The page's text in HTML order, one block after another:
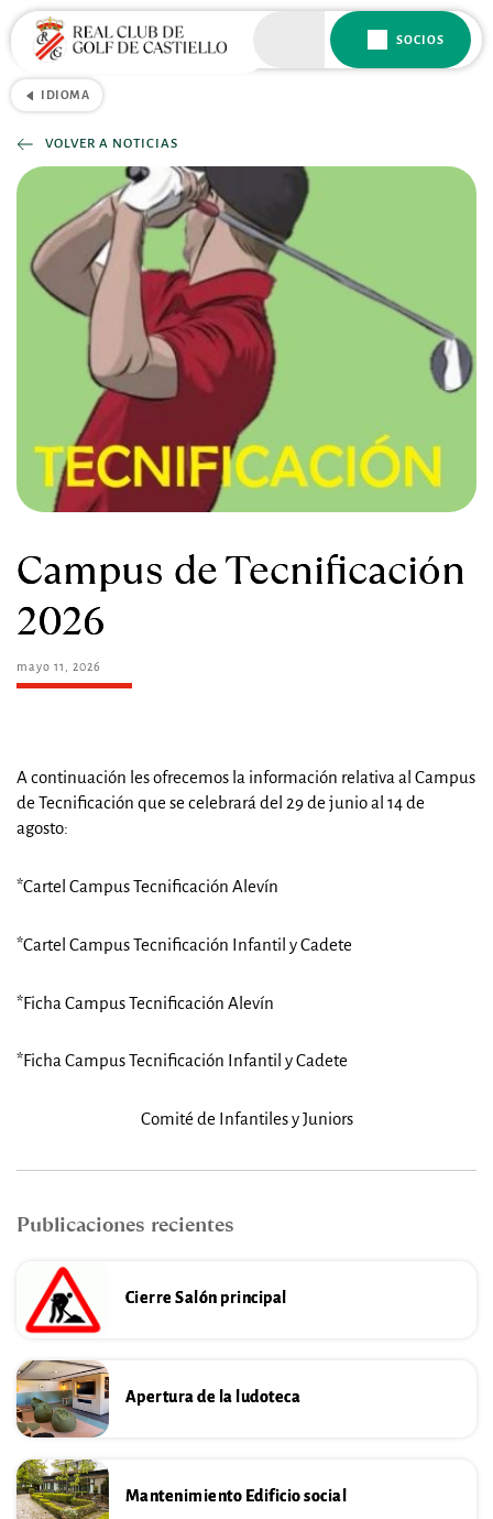
SOCIOS
IDIOMA
VOLVER A NOTICIAS
Campus de Tecnificación
2026
mayo 11, 2026
A continuación les ofrecemos la información relativa al Campus
de Tecnificación que se celebrará del 29 de junio al 14 de
agosto:
*Cartel Campus Tecnificación Alevín
*Cartel Campus Tecnificación Infantil y Cadete
*Ficha Campus Tecnificación Alevín
*Ficha Campus Tecnificación Infantil y Cadete
Comité de Infantiles y Juniors
Publicaciones recientes
Cierre Salón principal
Apertura de la ludoteca
Mantenimiento Edificio social